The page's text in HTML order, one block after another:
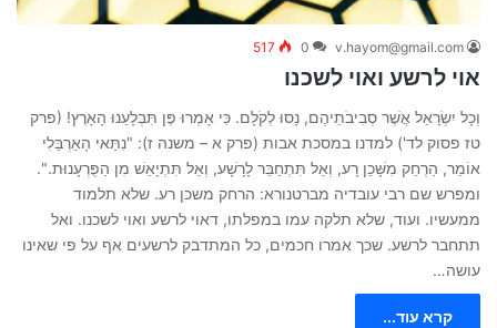
v.hayom@gmail.com
0
517
אוי לרשע ואוי לשכנו
וְכָל יִשְׂרָאֵל אֲשֶׁר סְבִיבֹתֵיהֶם, נָסוּ לְקֹלָם. כִּי אָמְרוּ פֶּן תִּבְלָעֵנוּ הָאָרֶץ! (פרק
טז פסוק לד') למדנו במסכת אבות (פרק א – משנה ז): "נִתַּאי הָאַרְבֵּלִי
אוֹמֵר, הַרְחֵק מִשָּׁכֵן רָע, וְאַל תִּתְחַבֵּר לָרָשָׁע, וְאַל תִּתְיָאֵשׁ מִן הַפֻּרְעָנוּת.".
ומפרש שם רבי עובדיה מברטנורא: הרחק משכן רע. שלא תלמוד
ממעשיו. ועוד, שלא תלקה עמו במפלתו, דאוי לרשע ואוי לשכנו. ואל
תתחבר לרשע. שכך אמרו חכמים, כל המתדבק לרשעים אף על פי שאינו
עושה…
קרא עוד...